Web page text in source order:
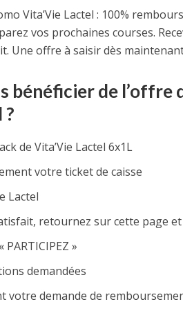
Vita’Vie Lactel : 100%
vos prochaines courses.
Une offre à saisir dès
bénéficier de l’offre
?
de Vita’Vie Lactel 6x1L
votre ticket de caisse
Lactel
retournez sur cette page
»
demandées
votre demande de